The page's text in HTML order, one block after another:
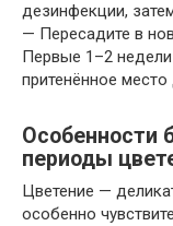
дезинфекции,
— Пересадите в
Первые 1–2 недели
притенённое
Особенности
периоды
Цветение —
особенно